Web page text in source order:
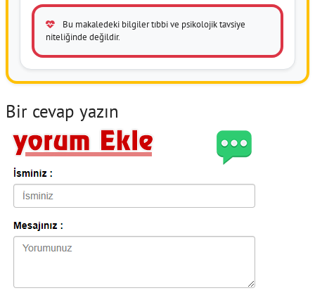
Bu makaledeki bilgiler tıbbi ve psikolojik tavsiye
niteliğinde değildir.
Bir cevap yazın